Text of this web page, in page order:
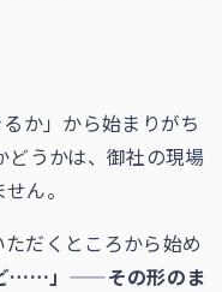
か」から始まりがち
どうかは、御社の現場
ん。
だくところから始め
ど……」——その形のま